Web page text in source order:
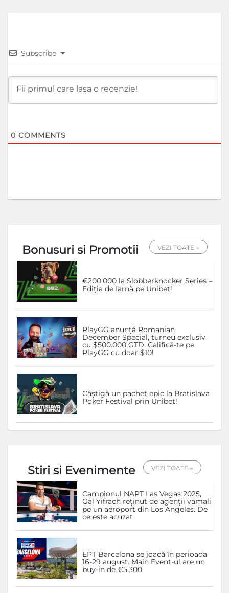
Subscribe
0 COMMENTS
Bonusuri si Promotii VEZI TOATE →
€200.000 la Slobberknocker Series –
Ediția de Iarnă pe Unibet!
PlayGG anunță Romanian
December Special, turneu exclusiv
cu $500.000 GTD. Califică-te pe
PlayGG cu doar $10!
Câștigă un pachet epic la Bratislava
Poker Festival prin Unibet!
Stiri si Evenimente VEZI TOATE →
Campionul NAPT Las Vegas 2025,
Gal Yifrach reținut de agenții vamali
pe un aeroport din Los Angeles. De
ce este acuzat
EPT Barcelona se joacă în perioada
16-29 august. Main Event-ul are un
buy-in de €5.300